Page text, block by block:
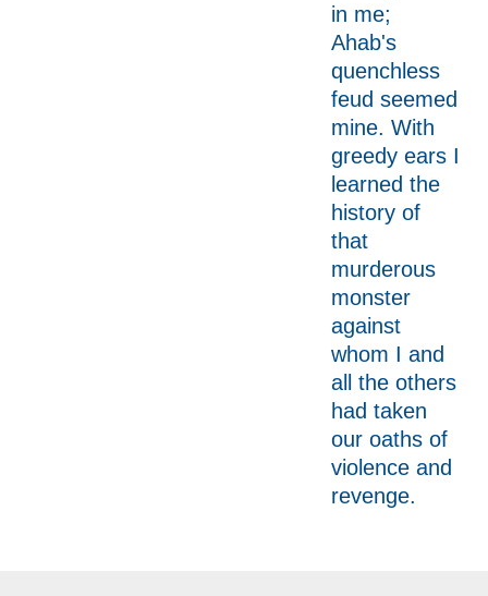
in me;
Ahab's
quenchless
feud seemed
mine. With
greedy ears I
learned the
history of
that
murderous
monster
against
whom I and
all the others
had taken
our oaths of
violence and
revenge.